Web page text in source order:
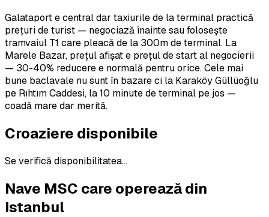
Galataport e central dar taxiurile de la terminal practică
prețuri de turist — negociază înainte sau folosește
tramvaiul T1 care pleacă de la 300m de terminal. La
Marele Bazar, prețul afișat e prețul de start al negocierii
— 30-40% reducere e normală pentru orice. Cele mai
bune baclavale nu sunt în bazare ci la Karaköy Güllüoğlu
pe Rıhtım Caddesi, la 10 minute de terminal pe jos —
coadă mare dar merită.
Croaziere disponibile
Se verifică disponibilitatea...
Nave MSC care operează din
Istanbul